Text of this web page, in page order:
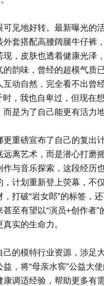
可见地好转。最新曝光的
套搭配高腰阔腿牛仔裤
，皮肤也透着健康光泽
的韵味，曾经的超模气质
动自然，完全看不出曾
时，我也自卑过，但现在
是为了自己能更有活力地
更重磅宣布了自己的复
远离艺术，而是潜心打磨
与音乐探索，这段经历
计划重新登上荧幕，不
打破“岩女郎”的标签，
至有望以“演员+创作者
实的生命力。
的模特行业资源，涉足
，将“母亲水窖”公益大
调适经验，帮助更多有